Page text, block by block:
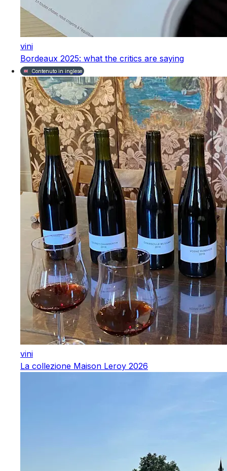
vini
Bordeaux 2025: what the critics are saying
Contenuto in inglese
vini
La collezione Maison Leroy 2026